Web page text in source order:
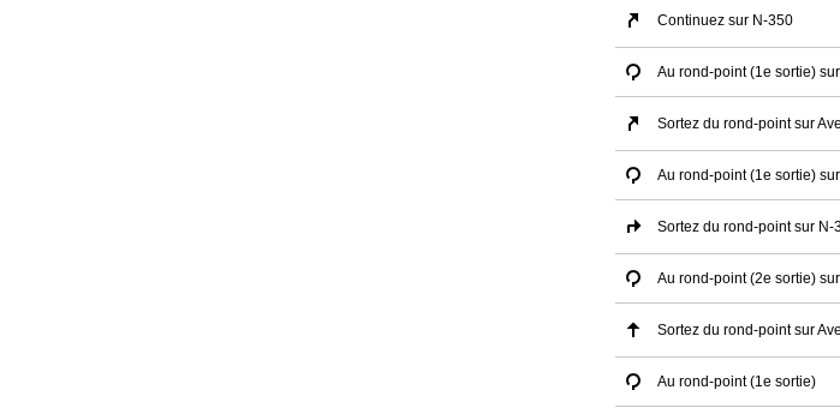
Continuez sur N-350
Au rond-point (1e sortie)
Sortez du rond-point sur
Au rond-point (1e sortie)
Sortez du rond-point sur N-
Au rond-point (2e sortie)
Sortez du rond-point sur
Au rond-point (1e sortie)